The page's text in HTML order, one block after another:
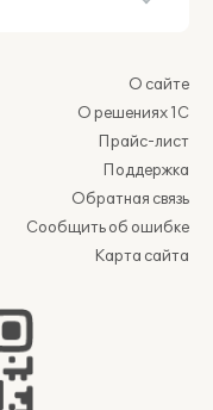
О сайте
О решениях 1С
Прайс-лист
Поддержка
Обратная связь
Сообщить об ошибке
Карта сайта